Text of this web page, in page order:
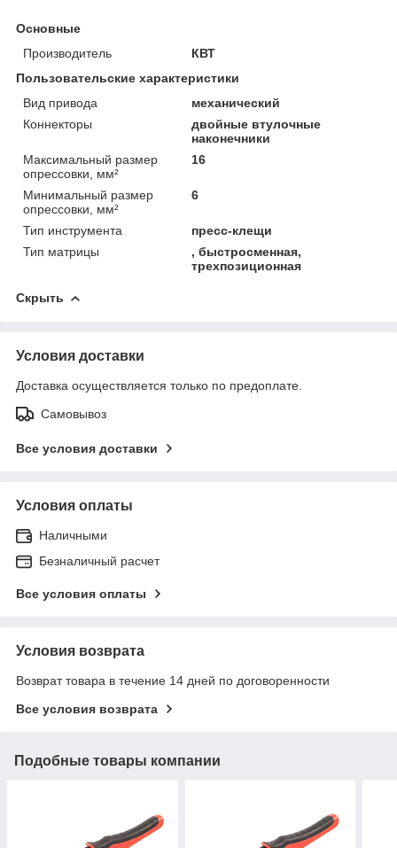
Основные
Производитель
КВТ
Пользовательские характеристики
Вид привода
механический
Коннекторы
двойные втулочные
наконечники
Максимальный размер
опрессовки, мм²
16
Минимальный размер
опрессовки, мм²
6
Тип инструмента
пресс-клещи
Тип матрицы
, быстросменная,
трехпозиционная
Скрыть
Условия доставки
Доставка осуществляется только по предоплате.
Самовывоз
Все условия доставки
Условия оплаты
Наличными
Безналичный расчет
Все условия оплаты
Условия возврата
Возврат товара в течение 14 дней по договоренности
Все условия возврата
Подобные товары компании